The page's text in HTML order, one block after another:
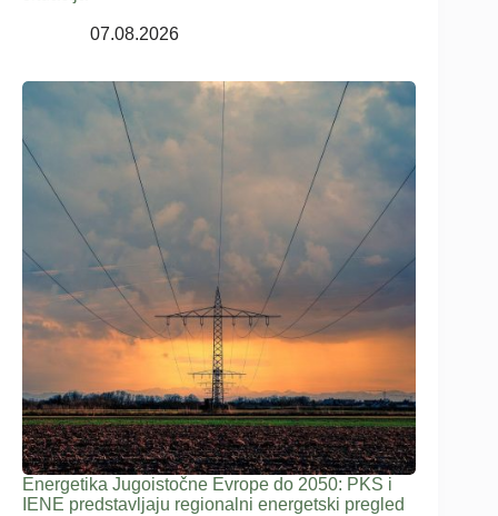
07.08.2026
Energetika Jugoistočne Evrope do 2050: PKS i
IENE predstavljaju regionalni energetski pregled